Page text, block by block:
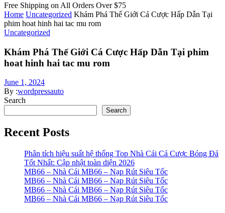
Free Shipping on All Orders Over $75
Home Uncategorized Khám Phá Thế Giới Cá Cược Hấp Dẫn Tại
phim hoat hinh hai tac mu rom
Uncategorized
Khám Phá Thế Giới Cá Cược Hấp Dẫn Tại phim
hoat hinh hai tac mu rom
June 1, 2024
By :wordpressauto
Search
Search
Recent Posts
Phân tích hiệu suất hệ thống Top Nhà Cái Cá Cược Bóng Đá
Tốt Nhất: Cập nhật toàn diện 2026
MB66 – Nhà Cái MB66 – Nạp Rút Siêu Tốc
MB66 – Nhà Cái MB66 – Nạp Rút Siêu Tốc
MB66 – Nhà Cái MB66 – Nạp Rút Siêu Tốc
MB66 – Nhà Cái MB66 – Nạp Rút Siêu Tốc